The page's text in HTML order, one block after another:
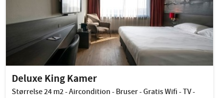
Deluxe King Kamer
Størrelse 24 m2 - Aircondition - Bruser - Gratis Wifi - TV -